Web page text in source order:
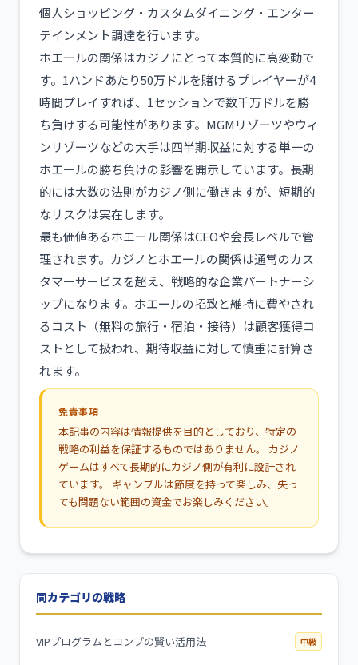
個人ショッピング・カスタムダイニング・エンター
テインメント調達を行います。
ホエールの関係はカジノにとって本質的に高変動で
す。1ハンドあたり50万ドルを賭けるプレイヤーが4
時間プレイすれば、1セッションで数千万ドルを勝
ち負けする可能性があります。MGMリゾーツやウィ
ンリゾーツなどの大手は四半期収益に対する単一の
ホエールの勝ち負けの影響を開示しています。長期
的には大数の法則がカジノ側に働きますが、短期的
なリスクは実在します。
最も価値あるホエール関係はCEOや会長レベルで管
理されます。カジノとホエールの関係は通常のカス
タマーサービスを超え、戦略的な企業パートナーシ
ップになります。ホエールの招致と維持に費やされ
るコスト（無料の旅行・宿泊・接待）は顧客獲得コ
ストとして扱われ、期待収益に対して慎重に計算さ
れます。
免責事項
本記事の内容は情報提供を目的としており、特定の
戦略の利益を保証するものではありません。 カジノ
ゲームはすべて長期的にカジノ側が有利に設計され
ています。 ギャンブルは節度を持って楽しみ、失っ
ても問題ない範囲の資金でお楽しみください。
同カテゴリの戦略
VIPプログラムとコンプの賢い活用法 中級